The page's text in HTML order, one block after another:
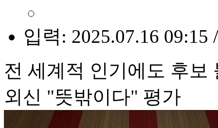
입력: 2025.07.16 09:15
전 세계적 인기에도 후보
외신 "뜻밖이다" 평가